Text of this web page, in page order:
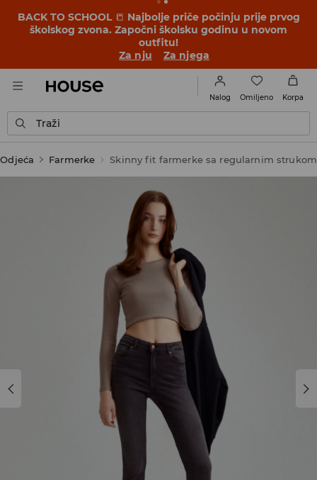
BACK TO SCHOOL 📒 Najbolje priče počinju prije prvog
školskog zvona. Započni školsku godinu u novom
outfitu!
Za nju
Za njega
Nalog Omiljeno Korpa
Traži
Odjeća Farmerke Skinny fit farmerke sa regularnim strukom